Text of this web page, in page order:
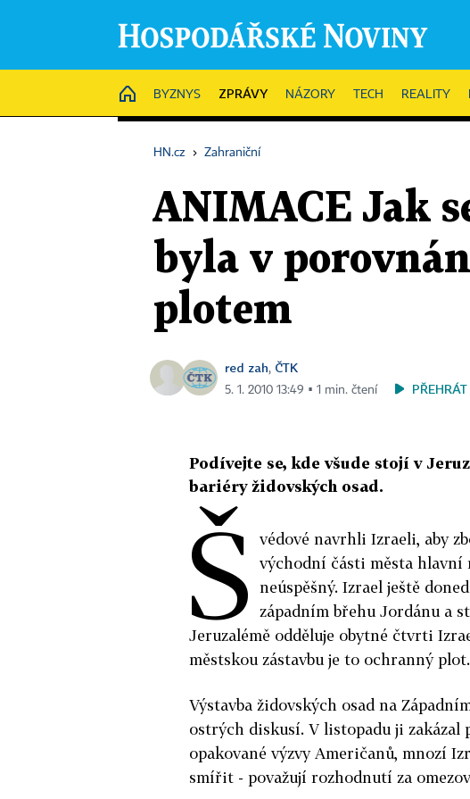
HOME
BYZNYS ZPRÁVY NÁZORY TECH REALITY
HN.cz › Zahraniční
ANIMACE Jak
byla v
plotem
red zah, ČTK
5. 1. 2010 13:49 ▪ 1 min. čtení
Podívejte se, kde všude stojí v
bariéry židovských osad.
Š
védové navrhli Izraeli, aby
východní části města hlavní
neúspěšný. Izrael ještě
západním břehu Jordánu a
Jeruzalémě odděluje obytné čtvrti
městskou zástavbu je to ochranný plot.
Výstavba židovských osad na
ostrých diskusí. V listopadu ji zakázal
opakované výzvy Američanů, mnozí
smířit - považují rozhodnutí za